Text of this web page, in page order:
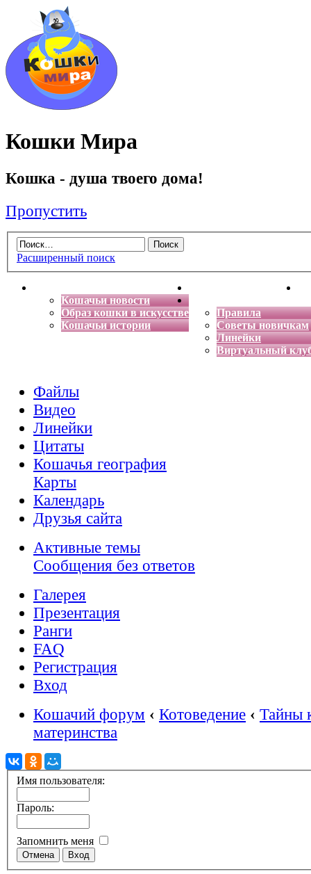
Кошки Мира
Кошка - душа твоего дома!
Пропустить
Расширенный поиск
Кошачьи новости
Образ кошки в искусстве
Кошачьи истории
Энциклопедия кошек
Правила
Советы новичкам
Линейки
Виртуальный
Файлы
Видео
Линейки
Цитаты
Кошачья география
Карты
Календарь
Друзья сайта
Активные темы
Сообщения без ответов
Галерея
Презентация
Ранги
FAQ
Регистрация
Вход
Кошачий форум ‹ Котоведение ‹ Тайны
материнства
Имя пользователя:
Пароль:
Запомнить меня